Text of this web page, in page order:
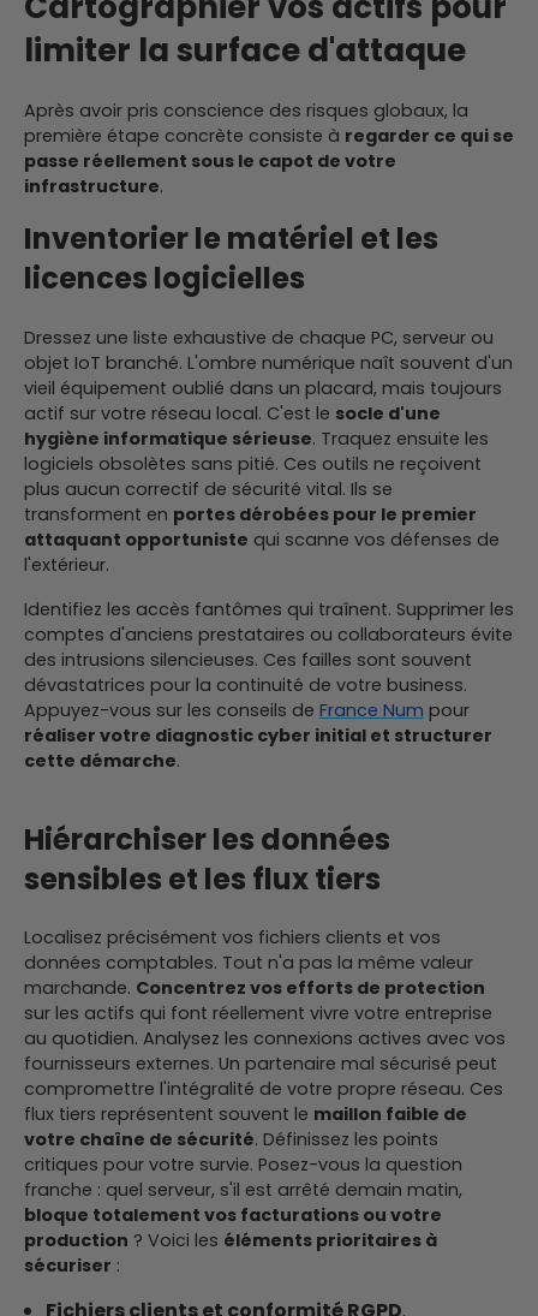
limiter la surface d'attaque
Après avoir pris conscience des risques globaux, la
première étape concrète consiste à regarder ce qui se
passe réellement sous le capot de votre
infrastructure.
Inventorier le matériel et les
licences logicielles
Dressez une liste exhaustive de chaque PC, serveur ou
objet IoT branché. L'ombre numérique naît souvent d'un
vieil équipement oublié dans un placard, mais toujours
actif sur votre réseau local. C'est le socle d'une
hygiène informatique sérieuse. Traquez ensuite les
logiciels obsolètes sans pitié. Ces outils ne reçoivent
plus aucun correctif de sécurité vital. Ils se
transforment en portes dérobées pour le premier
attaquant opportuniste qui scanne vos défenses de
l'extérieur.
Identifiez les accès fantômes qui traînent. Supprimer les
comptes d'anciens prestataires ou collaborateurs évite
des intrusions silencieuses. Ces failles sont souvent
dévastatrices pour la continuité de votre business.
Appuyez-vous sur les conseils de France Num pour
réaliser votre diagnostic cyber initial et structurer
cette démarche.
Hiérarchiser les données
sensibles et les flux tiers
Localisez précisément vos fichiers clients et vos
données comptables. Tout n'a pas la même valeur
marchande. Concentrez vos efforts de protection
sur les actifs qui font réellement vivre votre entreprise
au quotidien. Analysez les connexions actives avec vos
fournisseurs externes. Un partenaire mal sécurisé peut
compromettre l'intégralité de votre propre réseau. Ces
flux tiers représentent souvent le maillon faible de
votre chaîne de sécurité. Définissez les points
critiques pour votre survie. Posez-vous la question
franche : quel serveur, s'il est arrêté demain matin,
bloque totalement vos facturations ou votre
production ? Voici les éléments prioritaires à
sécuriser :